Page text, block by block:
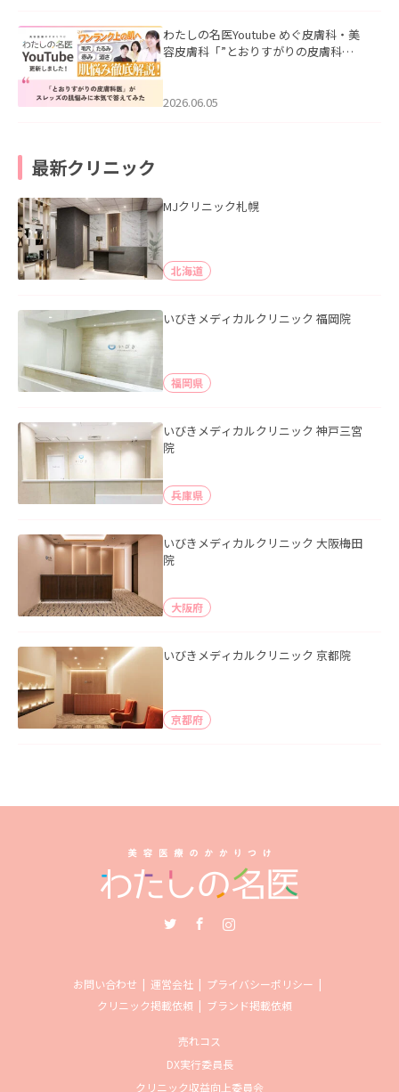
わたしの名医Youtube めぐ皮膚科・美
容皮膚科「”とおりすがりの皮膚科
2026.06.05
最新クリニック
MJクリニック札幌
北海道
いびきメディカルクリニック 福岡院
福岡県
いびきメディカルクリニック 神戸三宮
院
兵庫県
いびきメディカルクリニック 大阪梅田
院
大阪府
いびきメディカルクリニック 京都院
京都府
お問い合わせ 運営会社
プライバシーポリシー
クリニック掲載依頼
ブランド掲載依頼
売れコス
DX実行委員長
クリニック収益向上委員会